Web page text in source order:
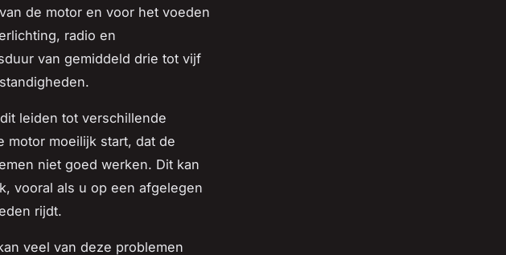
de motor en voor het voeden
radio en
van gemiddeld drie tot vijf
leiden tot verschillende
motor moeilijk start, dat de
niet goed werken. Dit kan
vooral als u op een afgelegen
rijdt.
veel van deze problemen